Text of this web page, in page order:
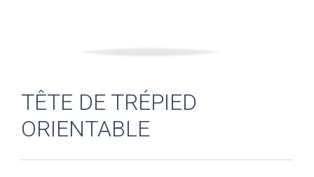
TÊTE DE TRÉPIED
ORIENTABLE